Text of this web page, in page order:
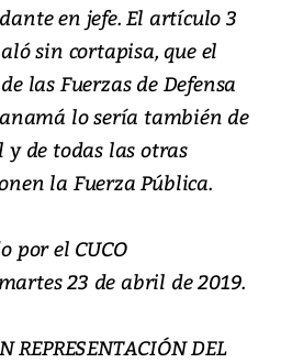
en jefe. El artículo 3
sin cortapisa, que el
las Fuerzas de Defensa
lo sería también de
de todas las otras
la Fuerza Pública.
por el CUCO
23 de abril de 2019.
REPRESENTACIÓN DEL